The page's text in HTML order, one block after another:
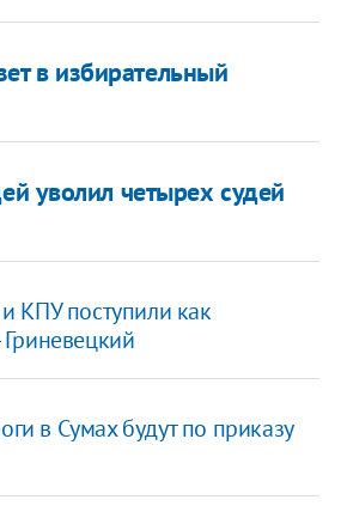
в избирательный
уволил четырех судей
КПУ поступили как
в Сумах будут по приказу